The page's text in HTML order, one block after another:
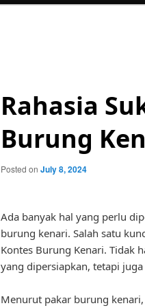
Rahasia
Burung
Posted on July 8, 2024
Ada banyak hal yang perlu
burung kenari. Salah satu
Kontes Burung Kenari. Tidak
yang dipersiapkan, tetapi
Menurut pakar burung